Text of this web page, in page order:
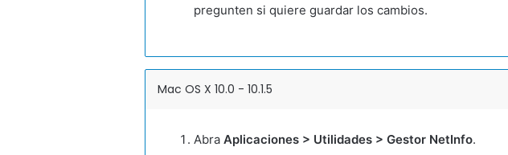
pregunten si quiere guardar los cambios.
Mac OS X 10.0 - 10.1.5
Abra Aplicaciones > Utilidades > Gestor NetInfo.